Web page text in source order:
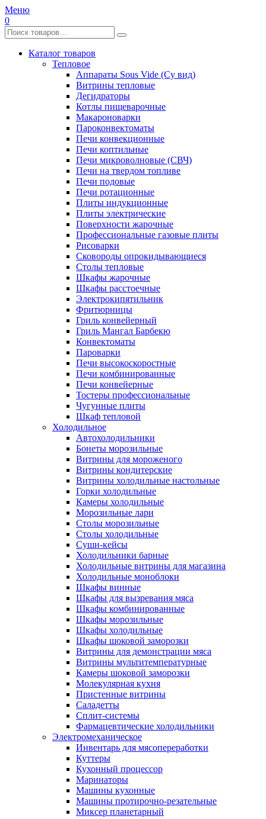
Меню
0
Каталог товаров
Тепловое
Аппараты Sous Vide (Су вид)
Витрины тепловые
Дегидраторы
Котлы пищеварочные
Макароноварки
Пароконвектоматы
Печи конвекционные
Печи коптильные
Печи микроволновые (СВЧ)
Печи на твердом топливе
Печи подовые
Печи ротационные
Плиты индукционные
Плиты электрические
Поверхности жарочные
Профессиональные газовые плиты
Рисоварки
Сковороды опрокидывающиеся
Столы тепловые
Шкафы жарочные
Шкафы расстоечные
Электрокипятильник
Фритюрницы
Гриль конвейерный
Гриль Мангал Барбекю
Конвектоматы
Пароварки
Печи высокоскоростные
Печи комбинированные
Печи конвейерные
Тостеры профессиональные
Чугунные плиты
Шкаф тепловой
Холодильное
Автохолодильники
Бонеты морозильные
Витрины для мороженого
Витрины кондитерские
Витрины холодильные настольные
Горки холодильные
Камеры холодильные
Морозильные лари
Столы морозильные
Столы холодильные
Суши-кейсы
Холодильники барные
Холодильные витрины для магазина
Холодильные моноблоки
Шкафы винные
Шкафы для вызревания мяса
Шкафы комбинированные
Шкафы морозильные
Шкафы холодильные
Шкафы шоковой заморозки
Витрины для демонстрации мяса
Витрины мультитемпературные
Камеры шоковой заморозки
Молекулярная кухня
Пристенные витрины
Саладетты
Сплит-системы
Фармацевтические холодильники
Электромеханическое
Инвентарь для мясопереработки
Куттеры
Кухонный процессор
Маринаторы
Машины кухонные
Машины протирочно-резательные
Миксер планетарный